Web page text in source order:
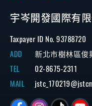
宇岑開發國際有
Taxpayer ID No. 93788720
ADD
新北市樹林區俊
TEL
02-8675-2311
MAIL